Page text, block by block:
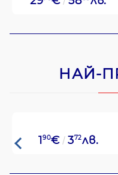
НАЙ-
190€ 372лв.